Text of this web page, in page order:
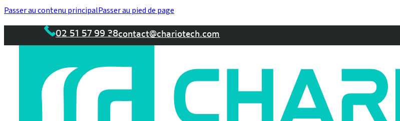
Passer au contenu principalPasser au pied de page
02 51 57 99 38contact@chariotech.com